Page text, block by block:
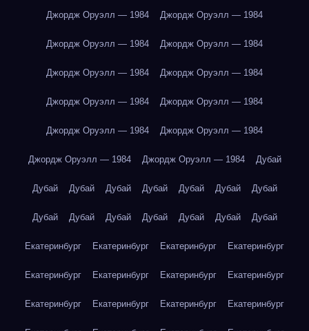
Джордж Оруэлл — 1984 Джордж Оруэлл — 1984
Джордж Оруэлл — 1984 Джордж Оруэлл — 1984
Джордж Оруэлл — 1984 Джордж Оруэлл — 1984
Джордж Оруэлл — 1984 Джордж Оруэлл — 1984
Джордж Оруэлл — 1984 Джордж Оруэлл — 1984
Джордж Оруэлл — 1984 Джордж Оруэлл — 1984 Дубай
Дубай Дубай Дубай Дубай Дубай Дубай Дубай
Дубай Дубай Дубай Дубай Дубай Дубай Дубай
Екатеринбург Екатеринбург Екатеринбург Екатеринбург
Екатеринбург Екатеринбург Екатеринбург Екатеринбург
Екатеринбург Екатеринбург Екатеринбург Екатеринбург